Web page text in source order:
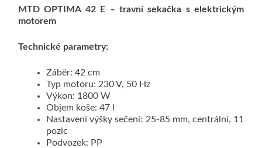
MTD OPTIMA 42 E – travní sekačka s elektrickým
motorem
Technické parametry:
Záběr: 42 cm
Typ motoru: 230 V, 50 Hz
Výkon: 1800 W
Objem koše: 47 l
Nastavení výšky sečení: 25-85 mm, centrální, 11
pozic
Podvozek: PP